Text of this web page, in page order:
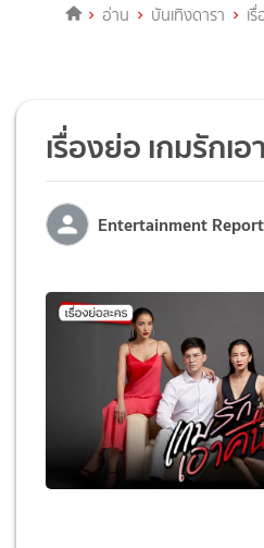
อ่าน บันเทิงดารา เ
เรื่องย่อ เกมรัก
Entertainment